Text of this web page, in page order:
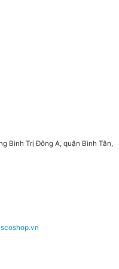
Bình Trị Đông A, quận Bình Tân,